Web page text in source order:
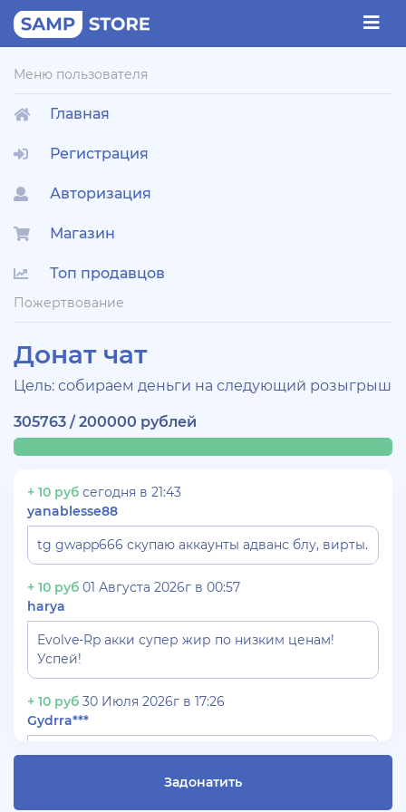
Меню пользователя
Главная
Регистрация
Авторизация
Магазин
Топ продавцов
Пожертвование
Донат чат
Цель: собираем деньги на следующий розыгрыш
305763 / 200000 рублей
+ 10 руб сегодня в 21:43
yanablesse88
tg gwapp666 скупаю аккаунты адванс блу, вирты.
+ 10 руб 01 Августа 2026г в 00:57
harya
Evolve-Rp акки супер жир по низким ценам!
Успей!
+ 10 руб 30 Июля 2026г в 17:26
Gydrra***
СКУПАЮ АККАУНТЫ БЛЕК РАША ТГ -
Задонатить